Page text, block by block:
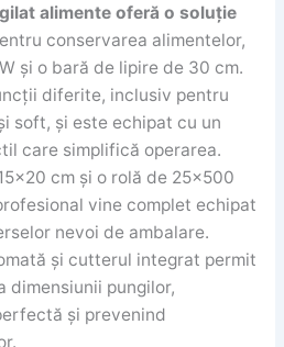
alimente oferă o soluție
conservarea alimentelor,
și o bară de lipire de 30 cm.
diferite, inclusiv pentru
soft, și este echipat cu un
care simplifică operarea.
cm și o rolă de 25×500
vine complet echipat
nevoi de ambalare.
și cutterul integrat permit
dimensiunii pungilor,
și prevenind